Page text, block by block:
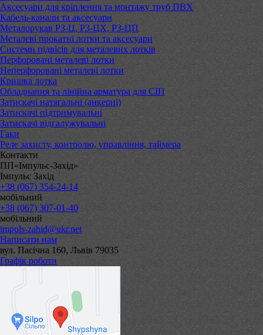
Аксесуари для кріплення та монтажу труб ПВХ
Кабель-канали та аксесуари
Металорукав РЗ-Ц, РЗ-ЦХ, РЗ-ЦП
Металеві прокатні лотки та аксесуари
Системи підвісів для металевих лотків
Перфоровані металеві лотки
Неперфоровані металеві лотки
Кришка лотка
Обладнання та лінійна арматура для СІП
Затискачі натягальні (анкерні)
Затискачі підтримувальні
Затискачі відгалужувальні
Гаки
Реле захисту, контролю, управління, таймера
Контакти
ПП«Імпульс-Захід»
Імпульс Захід
+38 (067) 354-24-14
мобільний
+38 (067) 307-01-40
мобільний
impuls-zahid@ukr.net
Написати нам
вул. Пасічна 160, Львів 79035
Графік роботи